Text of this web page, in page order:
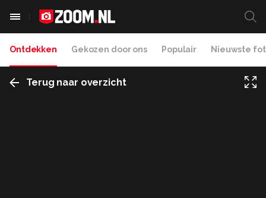
Ontdekken Gekozen door ons Populair Nieuwste
Terug naar overzicht